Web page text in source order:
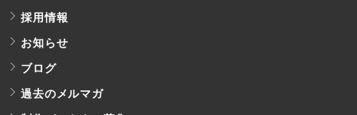
採用情報
お知らせ
ブログ
過去のメルマガ